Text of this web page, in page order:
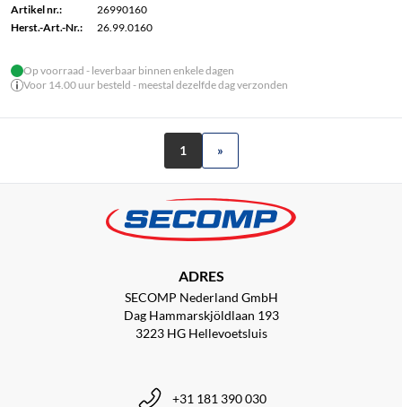
Artikel nr.:
26990160
Herst.-Art.-Nr.:
26.99.0160
Op voorraad - leverbaar binnen enkele dagen
Voor 14.00 uur besteld - meestal dezelfde dag verzonden
1 »
ADRES
SECOMP Nederland GmbH
Dag Hammarskjöldlaan 193
3223 HG Hellevoetsluis
+31 181 390 030